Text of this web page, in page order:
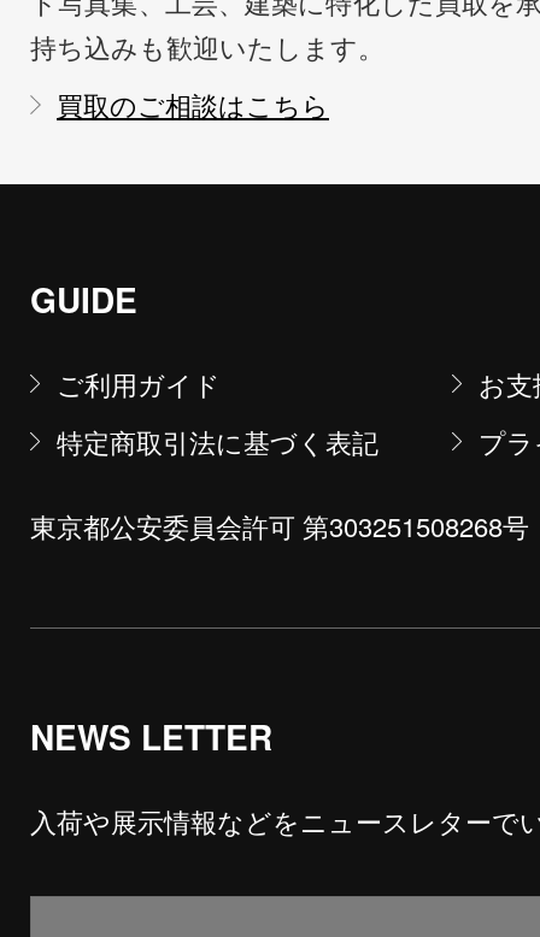
持ち込みも歓迎いたします。
買取のご相談はこちら
GUIDE
ご利用ガイド
お
特定商取引法に基づく表記
プ
東京都公安委員会許可 第303251508268号
NEWS LETTER
入荷や展示情報などをニュースレターで